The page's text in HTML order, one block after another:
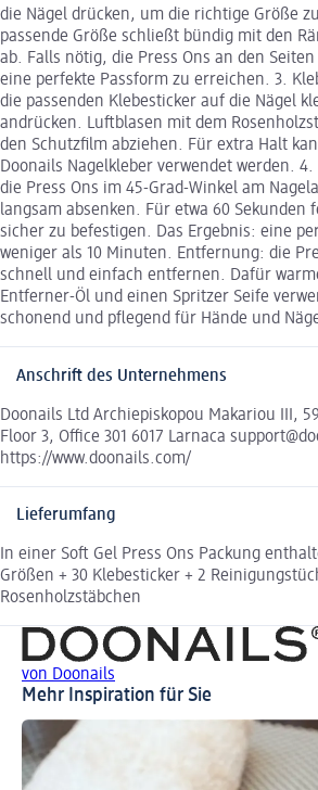
die Nägel drücken, um die richtige Größe
passende Größe schließt bündig mit den
ab. Falls nötig, die Press Ons an den
eine perfekte Passform zu erreichen. 3.
die passenden Klebesticker auf die Nägel
andrücken. Luftblasen mit dem
den Schutzfilm abziehen. Für extra Halt
Doonails Nagelkleber verwendet werden.
die Press Ons im 45-Grad-Winkel am
langsam absenken. Für etwa 60 Sekunden
sicher zu befestigen. Das Ergebnis: eine
weniger als 10 Minuten. Entfernung: die
schnell und einfach entfernen. Dafür
Entferner-Öl und einen Spritzer Seife
schonend und pflegend für Hände und
Anschrift des Unternehmens
Doonails Ltd Archiepiskopou Makariou III, 59
Floor 3, Office 301 6017 Larnaca
https://www.doonails.com/
Lieferumfang
In einer Soft Gel Press Ons Packung
Größen + 30 Klebesticker + 2
Rosenholzstäbchen
von Doonails
Mehr Inspiration für Sie